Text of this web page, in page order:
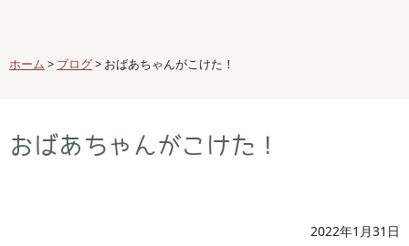
ホーム > ブログ> おばあちゃんがこけた！
おばあちゃんがこけた！
2022年1月31日